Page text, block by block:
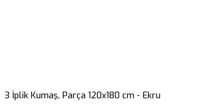
3 İplik Kumaş, Parça 120x180 cm - Ekru